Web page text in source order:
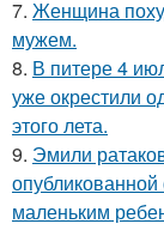
7. Женщина
мужем.
8. В питере 4
уже окрестили
этого лета.
9. Эмили
опубликованной
маленьким